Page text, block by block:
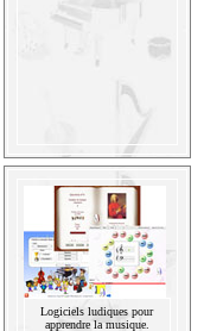
Logiciels ludiques pour
apprendre la musique.